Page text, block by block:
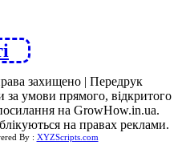
захищено | Передрук
за умови прямого, відкритого
на GrowHow.in.ua.
на правах реклами.
By : XYZScripts.com